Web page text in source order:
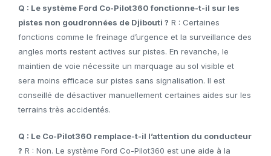
Q : Le système Ford Co-Pilot360 fonctionne-t-il sur les
pistes non goudronnées de Djibouti ? R : Certaines
fonctions comme le freinage d’urgence et la surveillance des
angles morts restent actives sur pistes. En revanche, le
maintien de voie nécessite un marquage au sol visible et
sera moins efficace sur pistes sans signalisation. Il est
conseillé de désactiver manuellement certaines aides sur les
terrains très accidentés.
Q : Le Co-Pilot360 remplace-t-il l’attention du conducteur
? R : Non. Le système Ford Co-Pilot360 est une aide à la